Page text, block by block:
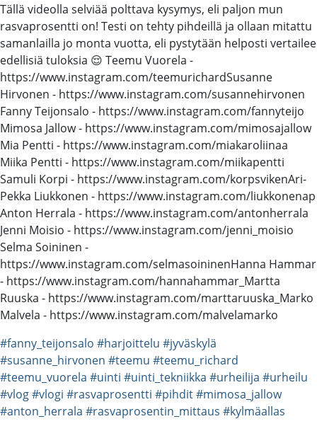
Tällä videolla selviää polttava kysymys, eli paljon mun
rasvaprosentti on! Testi on tehty pihdeillä ja ollaan mitattu
samanlailla jo monta vuotta, eli pystytään helposti vertailee
edellisiä tuloksia 😌 Teemu Vuorela -
https://www.instagram.com/teemurichard​​​ Susanne
Hirvonen - https://www.instagram.com/susannehirvonen
Fanny Teijonsalo - https://www.instagram.com/fannyteijo​​​
Mimosa Jallow - https://www.instagram.com/mimosajallow​​​
Mia Pentti - https://www.instagram.com/miakaroliinaa
Miika Pentti - https://www.instagram.com/miikapentti​​
Samuli Korpi - https://www.instagram.com/korpsviken​ Ari-
Pekka Liukkonen - https://www.instagram.com/liukkonenap​
Anton Herrala - https://www.instagram.com/antonherrala​
Jenni Moisio - https://www.instagram.com/jenni_moisio​
Selma Soininen -
https://www.instagram.com/selmasoininen​ Hanna Hammar
- https://www.instagram.com/hannahammar_​ Martta
Ruuska - https://www.instagram.com/marttaruuska_​ Marko
Malvela - https://www.instagram.com/malvelamarko
#fanny_teijonsalo #harjoittelu #jyväskylä
#susanne_hirvonen #teemu #teemu_richard
#teemu_vuorela #uinti #uinti_tekniikka #urheilija #urheilu
#vlog#vlogi #rasvaprosentti #pihdit#mimosa_jallow
#anton_herrala #rasvaprosentin_mittaus #kylmäallas